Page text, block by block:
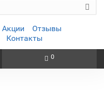
Акции
Отзывы
Контакты
0